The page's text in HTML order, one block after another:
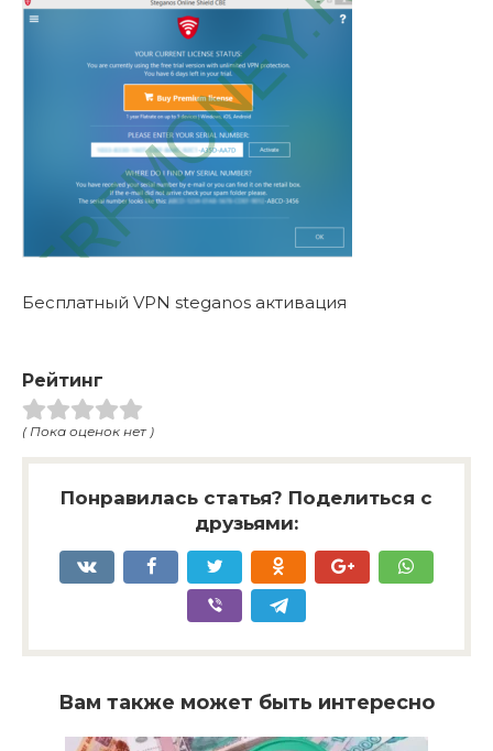
Бесплатный VPN steganos активация
Рейтинг
( Пока оценок нет )
Понравилась статья? Поделиться с
друзьями:
Вам также может быть интересно